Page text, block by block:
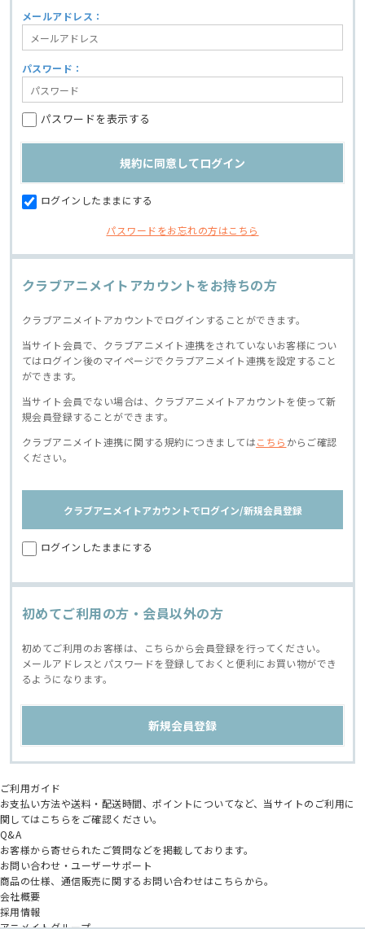
メールアドレス：
パスワード：
パスワードを表示する
ログインしたままにする
パスワードをお忘れの方はこちら
クラブアニメイトアカウントをお持ちの方
クラブアニメイトアカウントでログインすることができます。
当サイト会員で、クラブアニメイト連携をされていないお客様につい
てはログイン後のマイページでクラブアニメイト連携を設定すること
ができます。
当サイト会員でない場合は、クラブアニメイトアカウントを使って新
規会員登録することができます。
クラブアニメイト連携に関する規約につきましてはこちら からご確認
ください。
クラブアニメイトアカウントでログイン/新規会員登録
ログインしたままにする
初めてご利用の方・会員以外の方
初めてご利用のお客様は、こちらから会員登録を行ってください。
メールアドレスとパスワードを登録しておくと便利にお買い物ができ
るようになります。
ご利用ガイド
お支払い方法や送料・配送時間、ポイントについてなど、当サイトのご利用に
関してはこちらをご確認ください。
Q&A
お客様から寄せられたご質問などを掲載しております。
お問い合わせ・ユーザーサポート
商品の仕様、通信販売に関するお問い合わせはこちらから。
会社概要
採用情報